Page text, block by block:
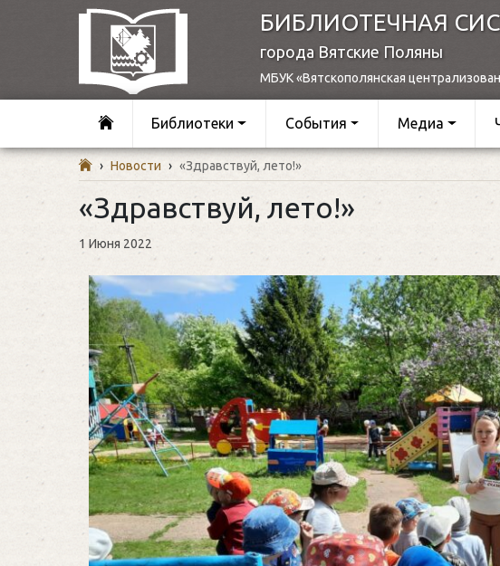
БИБЛИОТЕЧНАЯ
города Вятские Поляны
МБУК «Вятскополянская
Библиотеки События Медиа
› Новости › «Здравствуй, лето!»
«Здравствуй, лето!»
1 Июня 2022